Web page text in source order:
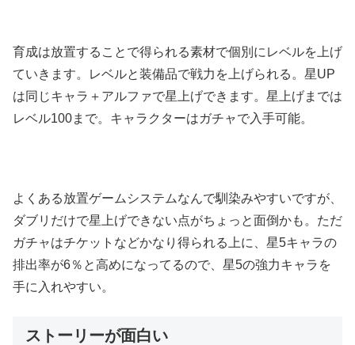
育成は放置することで得られる素材で個別にレベルを上げ
ていきます。レベルと装備品で戦力を上げられる。星UP
は同じキャラ＋アルファで星上げできます。星上げまでは
レベル100まで。キャラクターはガチャで入手可能。
よくある放置ゲームシステムなんで馴染みやすいですが、
ダブリだけで星上げできない点がちょっと面倒かも。ただ
ガチャはチケットなどかなり得られる上に、星5キャラの
排出率が6％と高めになってるので、星5の強力キャラを
手に入れやすい。
ストーリーが面白い